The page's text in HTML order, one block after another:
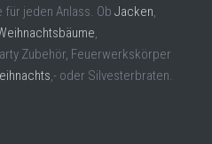
jeden Anlass. Ob Jacken,
,
Zubehör, Feuerwerkskörper
,- oder Silvesterbraten.